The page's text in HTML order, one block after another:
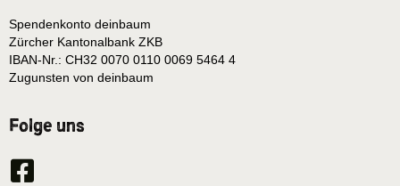
Spendenkonto deinbaum
Zürcher Kantonalbank ZKB
IBAN-Nr.: CH32 0070 0110 0069 5464 4
Zugunsten von deinbaum
Folge uns